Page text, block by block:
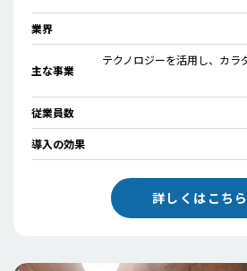
業界
主な事業
テクノロジーを活用し、カラ
従業員数
導入の効果
詳しくはこちら